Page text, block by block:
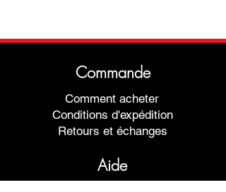
Commande
Comment acheter
Conditions d'expédition
Retours et échanges
Aide